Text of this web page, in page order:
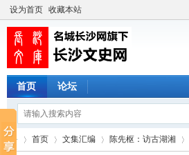
设为首页 收藏本站
首页 论坛
首页 文集汇编 陈先枢：访古湖湘